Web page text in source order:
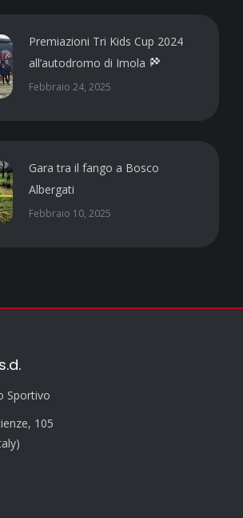
Premiazioni Tri Kids Cup 2024
all’autodromo di Imola
Febbraio 24, 2025
Gara tra il fango a Bosco
Albergati
Febbraio 10, 2025
Sportivo
105